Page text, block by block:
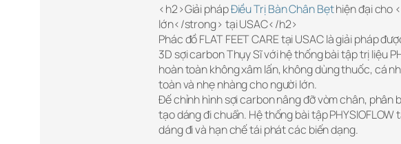
<h2>Giải phápĐiều Trị Bàn Chân Bẹthiện đại cho
lớn</strong> tại USAC</h2>
Phác đồ FLAT FEET CARE tại USAC là giải pháp
3D sợi carbon Thụy Sĩ với hệ thống bài tập trị liệu
hoàn toàn không xâm lấn, không dùng thuốc, cá
toàn và nhẹ nhàng cho người lớn.
Đế chỉnh hình sợi carbon nâng đỡ vòm chân, phân
tạo dáng đi chuẩn. Hệ thống bài tập
dáng đi và hạn chế tái phát các biến dạng.